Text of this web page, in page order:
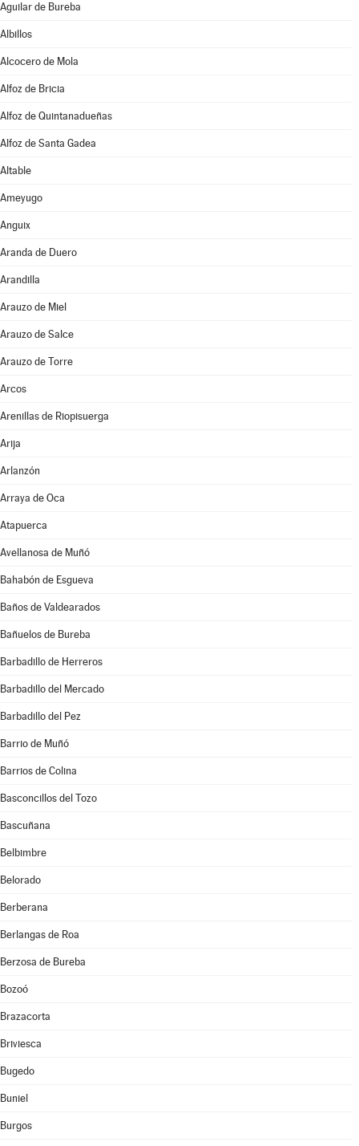
Aguilar de Bureba
Albillos
Alcocero de Mola
Alfoz de Bricia
Alfoz de Quintanadueñas
Alfoz de Santa Gadea
Altable
Ameyugo
Anguix
Aranda de Duero
Arandilla
Arauzo de Miel
Arauzo de Salce
Arauzo de Torre
Arcos
Arenillas de Riopisuerga
Arija
Arlanzón
Arraya de Oca
Atapuerca
Avellanosa de Muñó
Bahabón de Esgueva
Baños de Valdearados
Bañuelos de Bureba
Barbadillo de Herreros
Barbadillo del Mercado
Barbadillo del Pez
Barrio de Muñó
Barrios de Colina
Basconcillos del Tozo
Bascuñana
Belbimbre
Belorado
Berberana
Berlangas de Roa
Berzosa de Bureba
Bozoó
Brazacorta
Briviesca
Bugedo
Buniel
Burgos